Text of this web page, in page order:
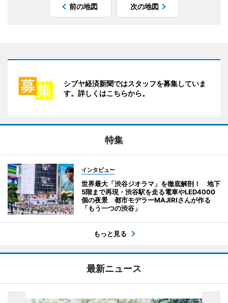
前の地図 次の地図
シブヤ経済新聞ではスタッフを募集していま
す。詳しくはこちらから。
特集
インタビュー
世界最大「渋谷ジオラマ」を徹底解剖！ 地下
5階まで再現・渋谷駅を走る電車やLED4000
個の夜景 都市モデラーMAJIRIさんが作る
「もう一つの渋谷」
もっと見る
最新ニュース